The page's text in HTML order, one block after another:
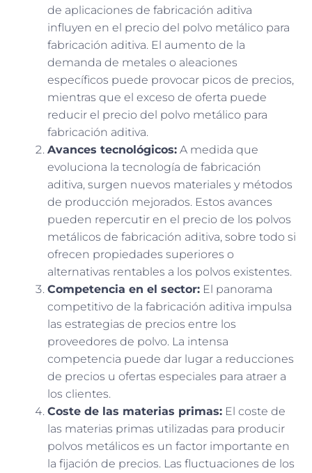
de aplicaciones de fabricación aditiva
influyen en el precio del polvo metálico para
fabricación aditiva. El aumento de la
demanda de metales o aleaciones
específicos puede provocar picos de precios,
mientras que el exceso de oferta puede
reducir el precio del polvo metálico para
fabricación aditiva.
Avances tecnológicos: A medida que
evoluciona la tecnología de fabricación
aditiva, surgen nuevos materiales y métodos
de producción mejorados. Estos avances
pueden repercutir en el precio de los polvos
metálicos de fabricación aditiva, sobre todo si
ofrecen propiedades superiores o
alternativas rentables a los polvos existentes.
Competencia en el sector: El panorama
competitivo de la fabricación aditiva impulsa
las estrategias de precios entre los
proveedores de polvo. La intensa
competencia puede dar lugar a reducciones
de precios u ofertas especiales para atraer a
los clientes.
Coste de las materias primas: El coste de
las materias primas utilizadas para producir
polvos metálicos es un factor importante en
la fijación de precios. Las fluctuaciones de los